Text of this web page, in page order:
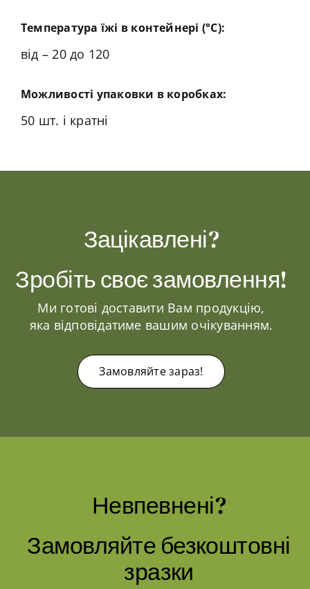
Температура їжі в контейнері (°C):
від – 20 до 120
Можливості упаковки в коробках:
50 шт. і кратні
Зацікавлені?
Зробіть своє замовлення!
Ми готові доставити Вам продукцію,
яка відповідатиме вашим очікуванням.
Замовляйте зараз!
Невпевнені?
Замовляйте безкоштовні
зразки